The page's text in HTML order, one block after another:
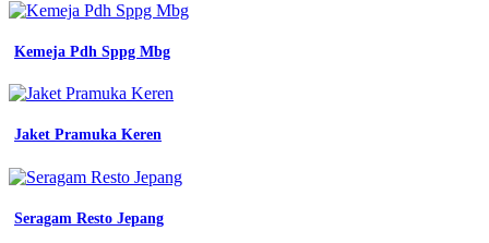
shopee
jual
dinas
kemeja
baju
warna
Kemeja Pdh Sppg Mbg
Jaket Pramuka Keren
Seragam Resto Jepang